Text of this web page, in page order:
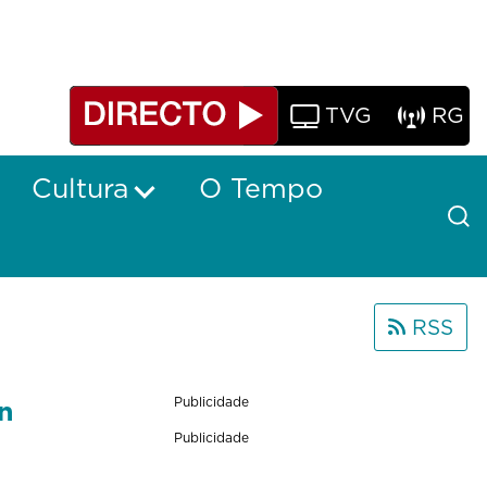
TVG RG
Cultura
O Tempo
RSS
Publicidade
Publicidade